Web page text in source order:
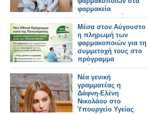
φαρμακεία
πολυϊδιοκτησίας που
λειτουργούν με
διευρυμένο ωράριο
Μέσα στον Αύγουστο
η πληρωμή των
φαρμακοποιών για τη
συμμετοχή τους στο
πρόγραμμα
πρόληψης της
παχυσαρκίας
Νέα γενική
γραμματέας η
Δάφνη‑Ελένη
Νικολάου στο
Υπουργείο Υγείας